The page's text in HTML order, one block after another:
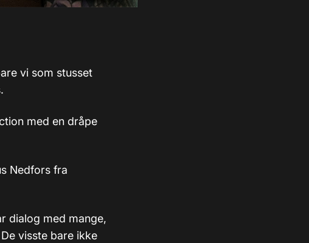
vi som stusset
med en dråpe
Nedfors fra
dialog med mange,
visste bare ikke